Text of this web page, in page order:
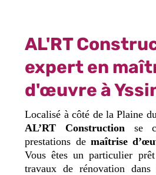
AL'RT
expert en
d'œuvre à
Localisé à côté de la Plaine
AL’RT Construction se
prestations de maîtrise
Vous êtes un particulier
travaux de rénovation